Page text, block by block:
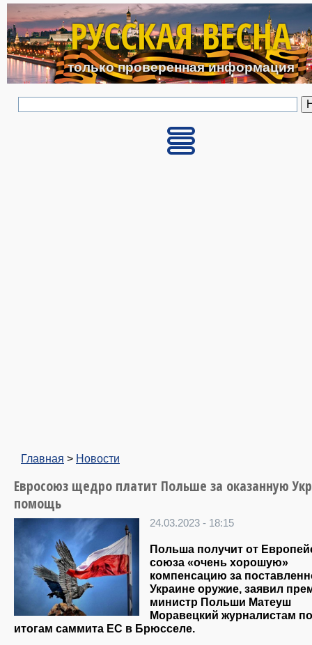
Перейти к основному
РУССКАЯ ВЕСНА
только проверенная информация
Главная > Новости
Евросоюз щедро платит Польше за оказанную
помощь
24.03.2023 - 18:15
Польша получит от
союза «очень хорошую»
компенсацию за
Украине оружие, заявил
министр Польши Матеуш
Моравецкий журналистам по
итогам саммита ЕС в Брюсселе.